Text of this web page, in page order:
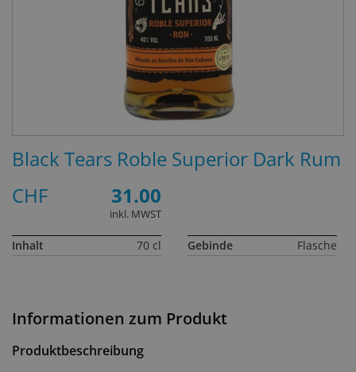
Informationen zum Produkt
Produktbeschreibung
Black Tears Roble Superior Dark Rum
CHF
31.00
inkl. MWST
Inhalt 70 cl Gebinde Flasche